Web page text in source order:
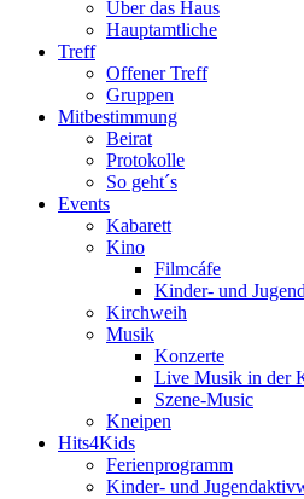
Über das Haus
Hauptamtliche
Treff
Offener Treff
Gruppen
Mitbestimmung
Beirat
Protokolle
So geht´s
Events
Kabarett
Kino
Filmcáfe
Kinder- und
Kirchweih
Musik
Konzerte
Live Musik in der
Szene-Music
Kneipen
Hits4Kids
Ferienprogramm
Kinder- und